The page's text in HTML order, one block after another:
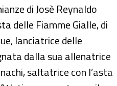
di Josè Reynaldo
delle Fiamme Gialle, di
lanciatrice delle
dalla sua allenatrice
saltatrice con l’asta